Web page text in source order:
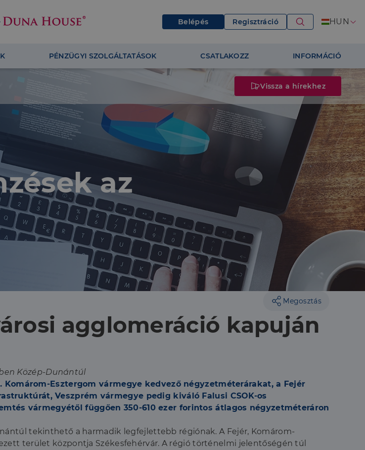
Belépés Regisztráció HUN
PÉNZÜGYI SZOLGÁLTATÁSOK CSATLAKOZZ INFORMÁCIÓ
Vissza a hírekhez
az
Megosztás
agglomeráció kapuján
Közép-Dunántúl
Esztergom vármegye kedvező négyzetméterárakat, a Fejér
Veszprém vármegye pedig kiváló Falusi CSOK-os
vármegyétől függően 350-610 ezer forintos átlagos négyzetméteráron
tekinthető a harmadik legfejlettebb régiónak. A Fejér, Komárom-
terület központja Székesfehérvár. A régió történelmi jelentőségén túl